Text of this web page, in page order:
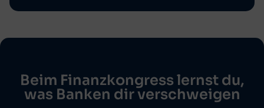
Beim Finanzkongress lernst du,
was Banken dir verschweigen